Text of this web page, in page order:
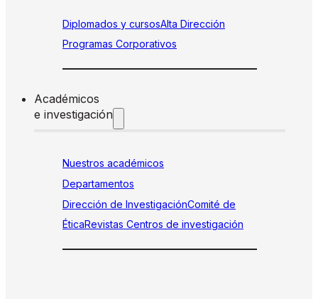
Diplomados y cursosAlta Dirección
Programas Corporativos
Académicos
e investigación
Nuestros académicos
Departamentos
Dirección de InvestigaciónComité de
ÉticaRevistas Centros de investigación